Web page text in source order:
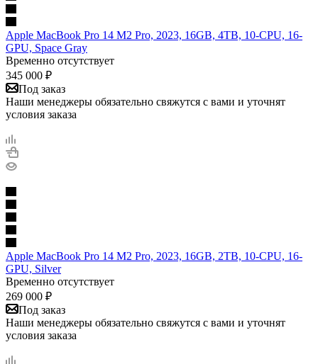
Apple MacBook Pro 14 M2 Pro, 2023, 16GB, 4TB, 10-CPU, 16-
GPU, Space Gray
Временно отсутствует
345 000 ₽
Под заказ
Наши менеджеры обязательно свяжутся с вами и уточнят
условия заказа
Apple MacBook Pro 14 M2 Pro, 2023, 16GB, 2TB, 10-CPU, 16-
GPU, Silver
Временно отсутствует
269 000 ₽
Под заказ
Наши менеджеры обязательно свяжутся с вами и уточнят
условия заказа